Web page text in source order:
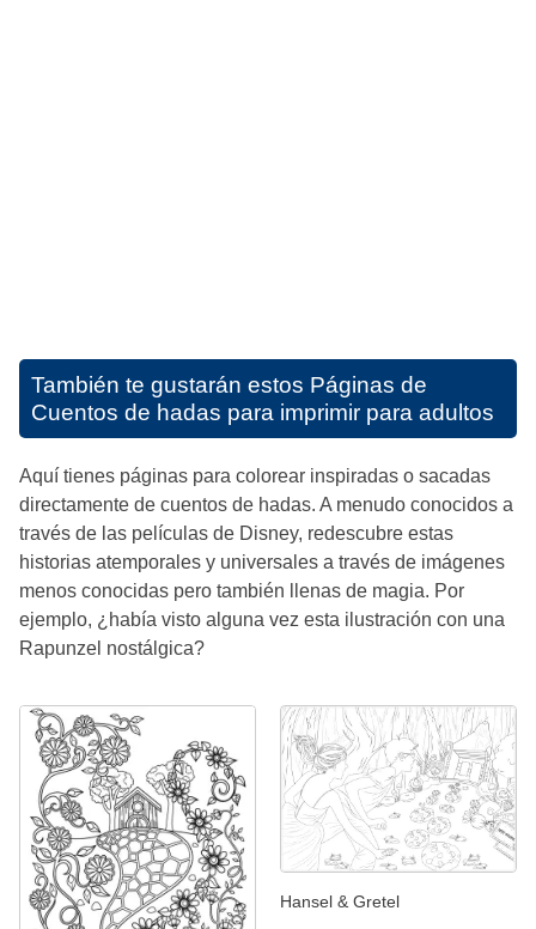
También te gustarán estos Páginas de
Cuentos de hadas para imprimir para adultos
Aquí tienes páginas para colorear inspiradas o sacadas
directamente de cuentos de hadas. A menudo conocidos a
través de las películas de Disney, redescubre estas
historias atemporales y universales a través de imágenes
menos conocidas pero también llenas de magia. Por
ejemplo, ¿había visto alguna vez esta ilustración con una
Rapunzel nostálgica?
Hansel & Gretel